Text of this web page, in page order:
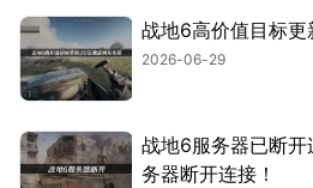
战地6高价值目标更
2026-06-29
战地6服务器已断开
务器断开连接！